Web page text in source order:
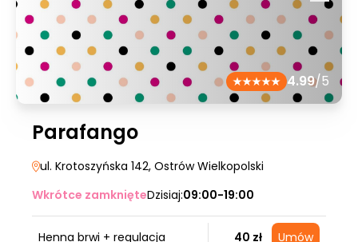
4.99/5
Parafango
ul. Krotoszyńska 142, Ostrów Wielkopolski
Wkrótce zamknięteDzisiaj:09:00-19:00
Henna brwi + regulacja 40 zł Umów